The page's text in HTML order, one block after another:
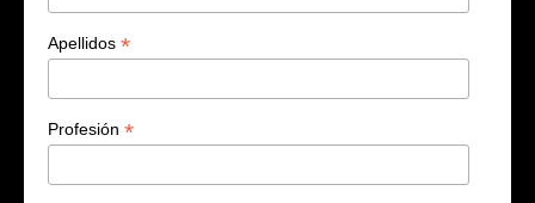
Apellidos *
Profesión *